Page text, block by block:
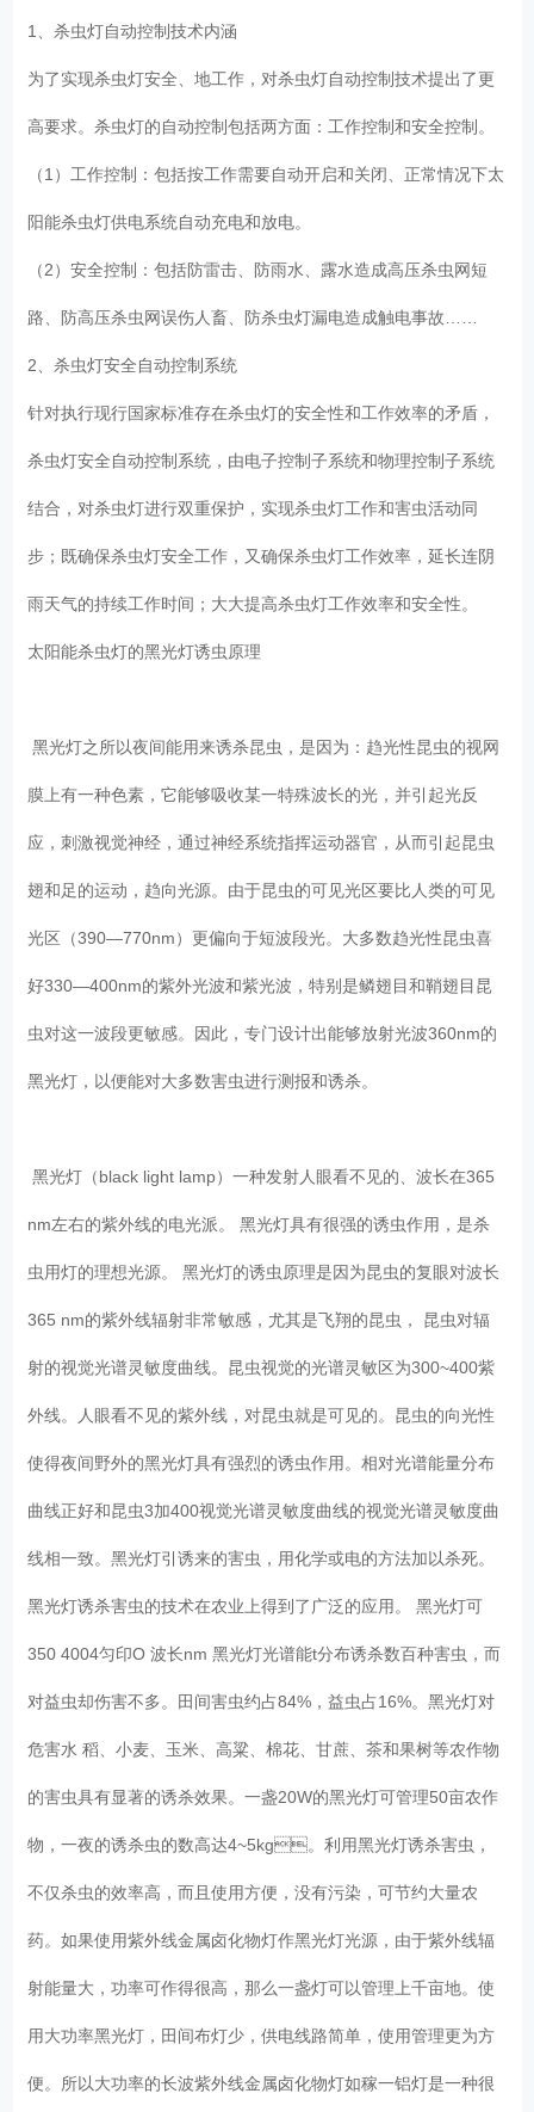
1、杀虫灯自动控制技术内涵
为了实现杀虫灯安全、地工作，对杀虫灯自动控制技术提出了更
高要求。杀虫灯的自动控制包括两方面：工作控制和安全控制。
（1）工作控制：包括按工作需要自动开启和关闭、正常情况下太
阳能杀虫灯供电系统自动充电和放电。
（2）安全控制：包括防雷击、防雨水、露水造成高压杀虫网短
路、防高压杀虫网误伤人畜、防杀虫灯漏电造成触电事故……
2、杀虫灯安全自动控制系统
针对执行现行国家标准存在杀虫灯的安全性和工作效率的矛盾，
杀虫灯安全自动控制系统，由电子控制子系统和物理控制子系统
结合，对杀虫灯进行双重保护，实现杀虫灯工作和害虫活动同
步；既确保杀虫灯安全工作，又确保杀虫灯工作效率，延长连阴
雨天气的持续工作时间；大大提高杀虫灯工作效率和安全性。
太阳能杀虫灯的黑光灯诱虫原理
黑光灯之所以夜间能用来诱杀昆虫，是因为：趋光性昆虫的视网
膜上有一种色素，它能够吸收某一特殊波长的光，并引起光反
应，刺激视觉神经，通过神经系统指挥运动器官，从而引起昆虫
翅和足的运动，趋向光源。由于昆虫的可见光区要比人类的可见
光区（390—770nm）更偏向于短波段光。大多数趋光性昆虫喜
好330—400nm的紫外光波和紫光波，特别是鳞翅目和鞘翅目昆
虫对这一波段更敏感。因此，专门设计出能够放射光波360nm的
黑光灯，以便能对大多数害虫进行测报和诱杀。
黑光灯（black light lamp）一种发射人眼看不见的、波长在365
nm左右的紫外线的电光派。 黑光灯具有很强的诱虫作用，是杀
虫用灯的理想光源。 黑光灯的诱虫原理是因为昆虫的复眼对波长
365 nm的紫外线辐射非常敏感，尤其是飞翔的昆虫， 昆虫对辐
射的视觉光谱灵敏度曲线。昆虫视觉的光谱灵敏区为300~400紫
外线。人眼看不见的紫外线，对昆虫就是可见的。昆虫的向光性
使得夜间野外的黑光灯具有强烈的诱虫作用。相对光谱能量分布
曲线正好和昆虫3加400视觉光谱灵敏度曲线的视觉光谱灵敏度曲
线相一致。黑光灯引诱来的害虫，用化学或电的方法加以杀死。
黑光灯诱杀害虫的技术在农业上得到了广泛的应用。 黑光灯可
350 4004匀印O 波长nm 黑光灯光谱能t分布诱杀数百种害虫，而
对益虫却伤害不多。田间害虫约占84%，益虫占16%。黑光灯对
危害水 稻、小麦、玉米、高粱、棉花、甘蔗、茶和果树等农作物
的害虫具有显著的诱杀效果。一盏20W的黑光灯可管理50亩农作
物，一夜的诱杀虫的数高达4~5kg。利用黑光灯诱杀害虫，
不仅杀虫的效率高，而且使用方便，没有污染，可节约大量农
药。如果使用紫外线金属卤化物灯作黑光灯光源，由于紫外线辐
射能量大，功率可作得很高，那么一盏灯可以管理上千亩地。使
用大功率黑光灯，田间布灯少，供电线路简单，使用管理更为方
便。所以大功率的长波紫外线金属卤化物灯如稼一铝灯是一种很